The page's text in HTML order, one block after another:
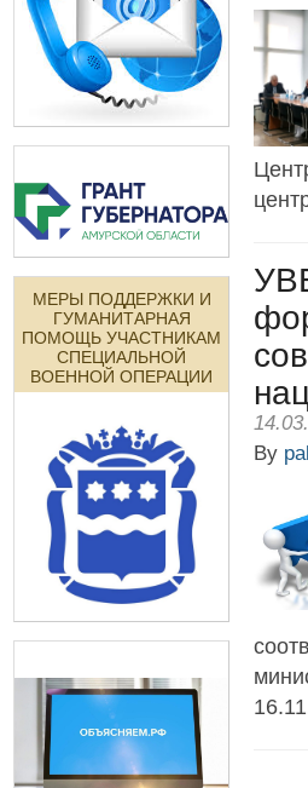
МЕРЫ ПОДДЕРЖКИ И
ГУМАНИТАРНАЯ
ПОМОЩЬ УЧАСТНИКАМ
СПЕЦИАЛЬНОЙ
ВОЕННОЙ ОПЕРАЦИИ
By